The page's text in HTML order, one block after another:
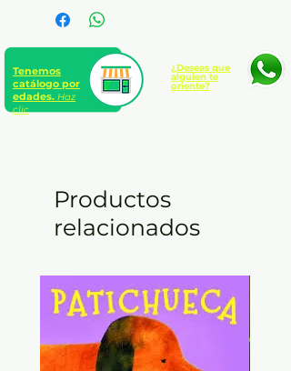
Formato: 13 x 21 cm.
Presentación: Rústica sin
solapas
Tenemos
catálogo por
edades. Haz
clic
¿Deseas que
alguien te
oriente?
Productos
relacionados